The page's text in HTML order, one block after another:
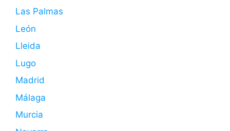
Las Palmas
León
Lleida
Lugo
Madrid
Málaga
Murcia